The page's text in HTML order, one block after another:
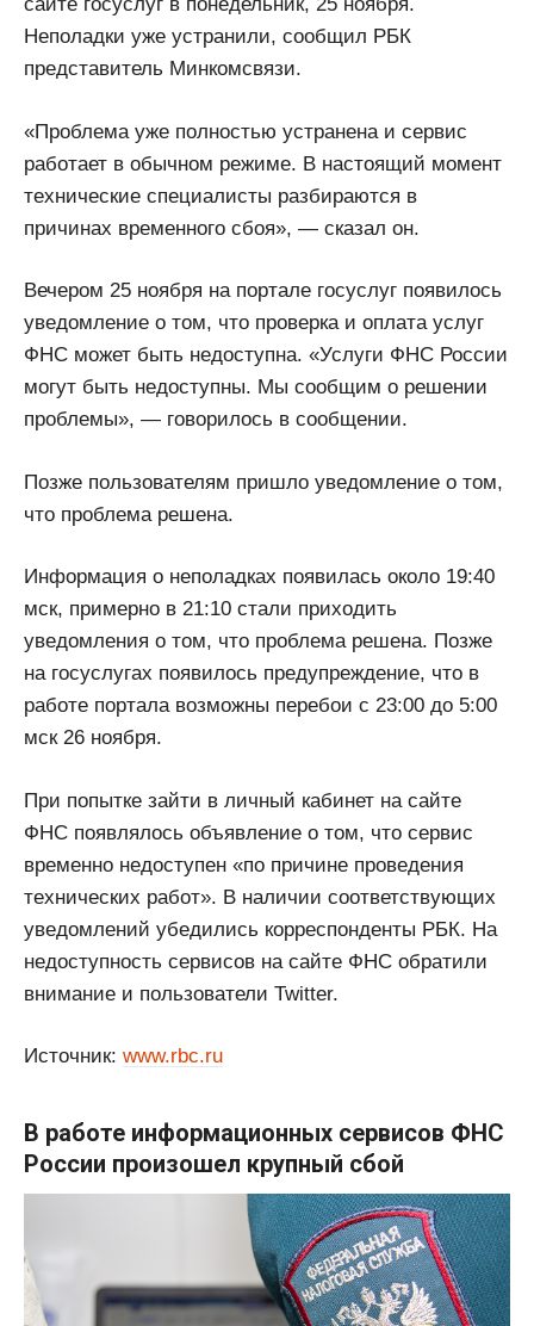
Неполадки уже устранили, сообщил РБК
представитель Минкомсвязи.
«Проблема уже полностью устранена и сервис
работает в обычном режиме. В настоящий момент
технические специалисты разбираются в
причинах временного сбоя», — сказал он.
Вечером 25 ноября на портале госуслуг появилось
уведомление о том, что проверка и оплата услуг
ФНС может быть недоступна. «Услуги ФНС России
могут быть недоступны. Мы сообщим о решении
проблемы», — говорилось в сообщении.
Позже пользователям пришло уведомление о том,
что проблема решена.
Информация о неполадках появилась около 19:40
мск, примерно в 21:10 стали приходить
уведомления о том, что проблема решена. Позже
на госуслугах появилось предупреждение, что в
работе портала возможны перебои с 23:00 до 5:00
мск 26 ноября.
При попытке зайти в личный кабинет на сайте
ФНС появлялось объявление о том, что сервис
временно недоступен «по причине проведения
технических работ». В наличии соответствующих
уведомлений убедились корреспонденты РБК. На
недоступность сервисов на сайте ФНС обратили
внимание и пользователи Twitter.
Источник: www.rbc.ru
В работе информационных сервисов ФНС
России произошел крупный сбой